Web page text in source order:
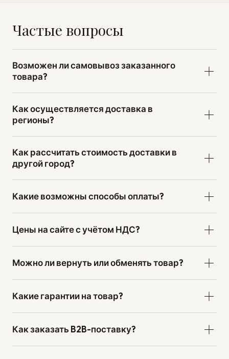
Частые вопросы
Возможен ли самовывоз заказанного
товара?
Как осуществляется доставка в
регионы?
Как рассчитать стоимость доставки в
другой город?
Какие возможны способы оплаты?
Цены на сайте с учётом НДС?
Можно ли вернуть или обменять товар?
Какие гарантии на товар?
Как заказать B2B-поставку?